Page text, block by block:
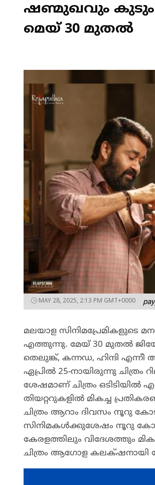
ഷണ്മുഖവും
മെയ് 30 മുതൽ
MAY 28, 2025, 2:13 PM GMT+0000
മലയാള സിനിമപ്രേമികളുടെ
എത്തുന്നു. മേയ് 30 മുതൽ ജിയോ
തെലുങ്ക്,​ കന്നഡ,​ ഹിന്ദി
ഏപ്രില്‍ 25-നായിരുന്നു ചിത്രം
ശേഷമാണ് ചിത്രം
തിയറ്ററുകളിൽ മികച്ച
ചിത്രം ആറാം ദിവസം നൂറു
സിനിമകൾക്കുശേഷം നൂറു
കേരളത്തിലും വിദേശത്തും
ചിത്രം ആഗോള കലക്‌ഷനായി